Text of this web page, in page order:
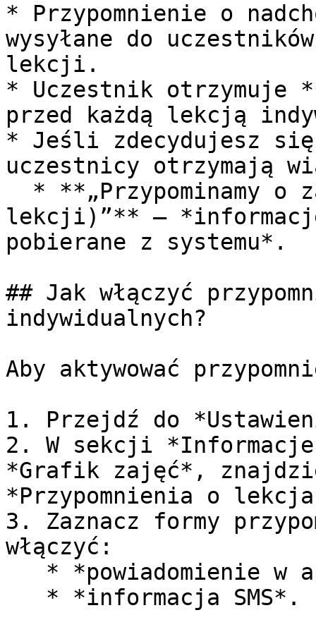
* Przypomnienie o
wysyłane do
lekcji.
* Uczestnik otrzymuje
przed każdą lekcją
* Jeśli zdecydujesz się
uczestnicy otrzymają
lekcji)”** –
pobierane z systemu*.
## Jak włączyć
indywidualnych?
Aby aktywować
1. Przejdź do
2. W sekcji
*Grafik zajęć*,
*Przypomnienia o
3. Zaznacz formy
włączyć: